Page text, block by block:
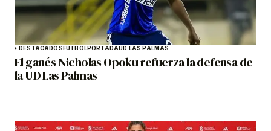
DESTACADOSFÚTBOLPORTADAUD LAS PALMAS
El ganés Nicholas Opoku refuerza la defensa de
la UD Las Palmas